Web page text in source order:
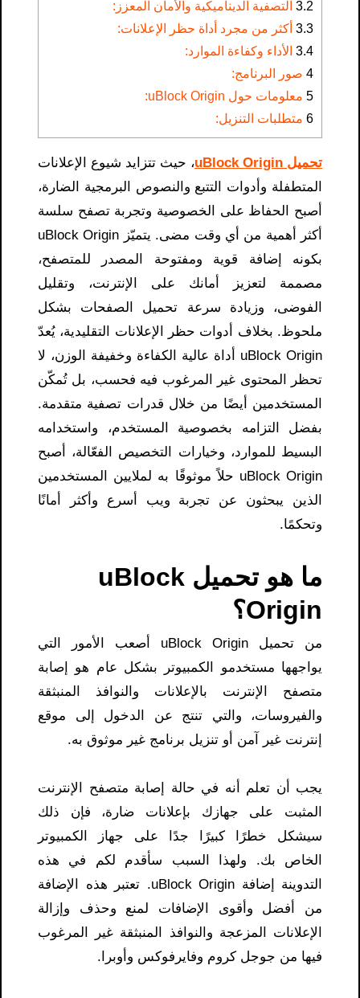
3.2 التصفية الديناميكية والأمان المعزز:
3.3 أكثر من مجرد أداة حظر الإعلانات:
3.4 الأداء وكفاءة الموارد:
4 صور البرنامج:
5 معلومات حول uBlock Origin:
6 متطلبات التنزيل:
تحميل uBlock Origin
، حيث تتزايد شيوع الإعلانات
المتطفلة وأدوات التتبع والنصوص البرمجية الضارة،
أصبح الحفاظ على الخصوصية وتجربة تصفح سلسة
أكثر أهمية من أي وقت مضى. يتميّز uBlock Origin
بكونه إضافة قوية ومفتوحة المصدر للمتصفح،
مصممة لتعزيز أمانك على الإنترنت، وتقليل
الفوضى، وزيادة سرعة تحميل الصفحات بشكل
ملحوظ. بخلاف أدوات حظر الإعلانات التقليدية، يُعدّ
uBlock Origin أداة عالية الكفاءة وخفيفة الوزن، لا
تحظر المحتوى غير المرغوب فيه فحسب، بل تُمكّن
المستخدمين أيضًا من خلال قدرات تصفية متقدمة.
بفضل التزامه بخصوصية المستخدم، واستخدامه
البسيط للموارد، وخيارات التخصيص الفعّالة، أصبح
uBlock Origin حلاً موثوقًا به لملايين المستخدمين
الذين يبحثون عن تجربة ويب أسرع وأكثر أمانًا
وتحكمًا.
ما هو تحميل uBlock
Origin؟
من تحميل uBlock Origin أصعب الأمور التي
يواجهها مستخدمو الكمبيوتر بشكل عام هو إصابة
متصفح الإنترنت بالإعلانات والنوافذ المنبثقة
والفيروسات، والتي تنتج عن الدخول إلى موقع
إنترنت غير آمن أو تنزيل برنامج غير موثوق به.
يجب أن تعلم أنه في حالة إصابة متصفح الإنترنت
المثبت على جهازك بإعلانات ضارة، فإن ذلك
سيشكل خطرًا كبيرًا جدًا على جهاز الكمبيوتر
الخاص بك. ولهذا السبب سأقدم لكم في هذه
التدوينة إضافة uBlock Origin. تعتبر هذه الإضافة
من أفضل وأقوى الإضافات لمنع وحذف وإزالة
الإعلانات المزعجة والنوافذ المنبثقة غير المرغوب
فيها من جوجل كروم وفايرفوكس وأوبرا.